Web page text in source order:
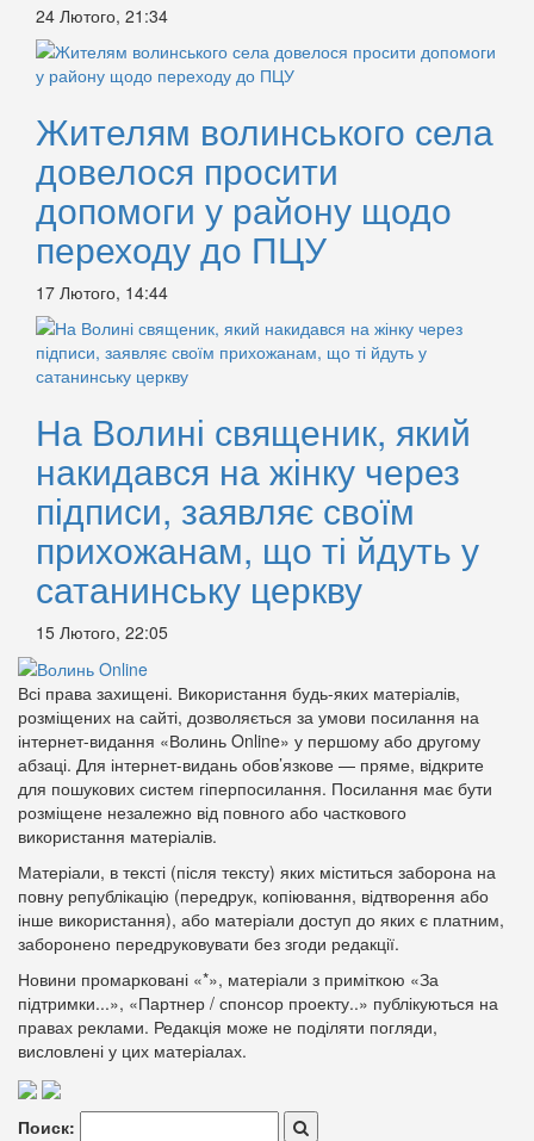
24 Лютого, 21:34
Жителям волинського села
довелося просити
допомоги у району щодо
переходу до ПЦУ
17 Лютого, 14:44
На Волині священик, який
накидався на жінку через
підписи, заявляє своїм
прихожанам, що ті йдуть у
сатанинську церкву
15 Лютого, 22:05
Всі права захищені. Використання будь-яких матеріалів,
розміщених на сайті, дозволяється за умови посилання на
інтернет-видання «Волинь Online» у першому або другому
абзаці. Для інтернет-видань обов’язкове — пряме, відкрите
для пошукових систем гіперпосилання. Посилання має бути
розміщене незалежно від повного або часткового
використання матеріалів.
Матеріали, в тексті (після тексту) яких міститься заборона на
повну републікацію (передрук, копіювання, відтворення або
інше використання), або матеріали доступ до яких є платним,
заборонено передруковувати без згоди редакції.
Новини промарковані «*», матеріали з приміткою «За
підтримки...», «Партнер / спонсор проекту..» публікуються на
правах реклами. Редакція може не поділяти погляди,
висловлені у цих матеріалах.
Поиск: